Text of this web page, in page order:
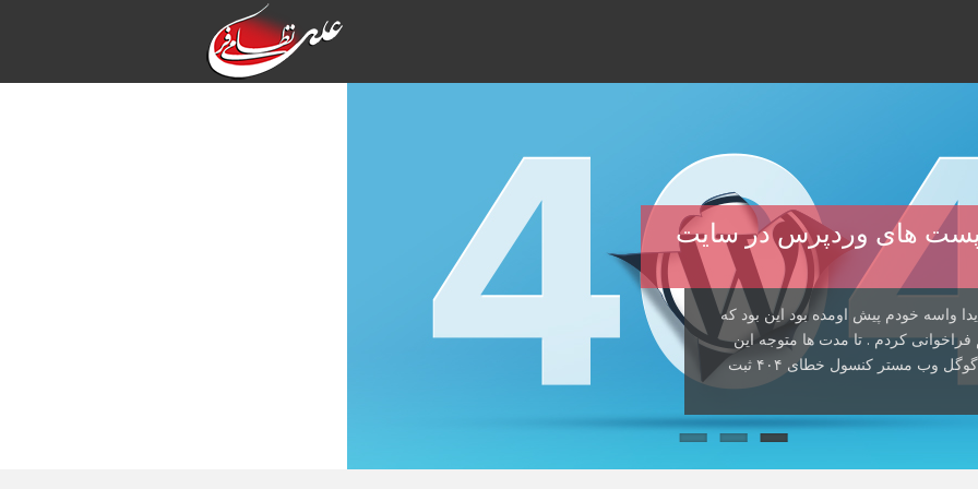
صدا زدن پست های وردپرس در سایت
واسه خودم پیش اومده بود این بود که
کردم . تا مدت ها متوجه این
مشکل نشده بودم که دیدم سئوی سایت خراب شده و گوگل وب مستر کنسول خطای ۴۰۴ ثبت
پست قصد دارم راه حل یک خطای اعصاب